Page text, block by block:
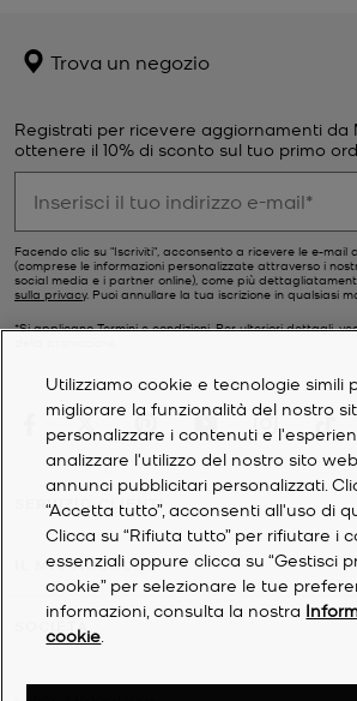
Trova un negozio
Registrati per ricevere aggiornamenti da
ottenere il 10% di sconto sul tuo primo
Facendo clic su "Iscriviti", acconsento a ricevere le e-
(comprese le informazioni personalizzate attraverso i
social media e i partner online), come più
sulla privacy. Puoi annullare la tua iscrizione in qualsiasi
*Si applicano Termini e condizioni. Per ulteriori dettagli,
SERVIZIO CLIENTI
IL MIO ACCOUNT
SOCIETÀ
Utilizziamo cookie e tecnologie simili
migliorare la funzionalità del nostro
personalizzare i contenuti e
analizzare l'utilizzo del nostro sito
annunci pubblicitari personalizzati.
“Accetta tutto”, acconsenti all'uso di
Clicca su “Rifiuta tutto” per rifiutare i
essenziali oppure clicca su “Gestisci
cookie” per selezionare le tue
informazioni, consulta la nostra
cookie